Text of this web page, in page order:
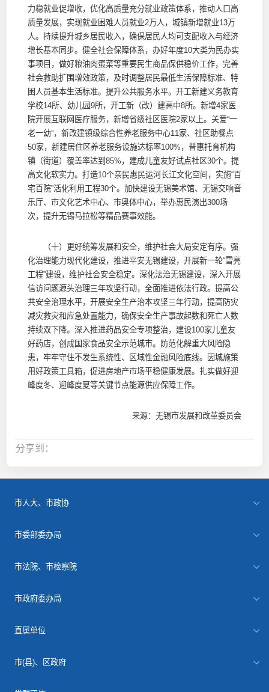
力稳就业促增收，优化高质量充分就业政策体系，推动人口高
质量发展，实现就业困难人员就业2万人，城镇新增就业13万
人。持续提升城乡居民收入，确保居民人均可支配收入与经济
增长基本同步。健全社会保障体系，办好年度10大类为民办实
事项目，做好粮油肉蛋菜等重要民生商品保供稳价工作，完善
社会救助扩围增效政策，及时调整居民最低生活保障标准、特
困人员基本生活标准。提升公共服务水平。开工新建义务教育
学校14所、幼儿园9所，开工新（改）建高中8所。新增4家医
院开展互联网医疗服务，新增省级社区医院2家以上。关爱“一
老一幼”，新改建镇级综合性养老服务中心11家、社区助餐点
50家，新建居住区养老服务设施达标率100%，普惠托育机构
镇（街道）覆盖率达到85%，建成儿童友好试点社区30个。提
高文化软实力。打造10个亲民惠民运河长江文化空间，实施“百
宅百院”活化利用工程30个。加快建设无锡美术馆、无锡交响音
乐厅、市文化艺术中心、市奥体中心，举办惠民演出300场
次，提升无锡马拉松等精品赛事效能。
（十）更好统筹发展和安全，维护社会大局安定有序。强
化治理能力现代化建设，推进平安无锡建设，开展新一轮“雪亮
工程”建设，维护社会安全稳定。深化法治无锡建设，深入开展
信访问题源头治理三年攻坚行动，全面推进依法行政。提高公
共安全治理水平，开展安全生产治本攻坚三年行动，提高防灾
减灾救灾和应急处置能力，确保安全生产事故起数和死亡人数
持续双下降。深入推进药品安全专项整治，建设100家儿童友
好药店，创成国家食品安全示范城市。防范化解重大风险隐
患，牢牢守住不发生系统性、区域性金融风险底线。因城施策
用好政策工具箱，促进房地产市场平稳健康发展。扎实做好迎
峰度冬、迎峰度夏等关键节点能源供应保障工作。
来源：无锡市发展和改革委员会
分享到：
市人大、市政协
市委部委办局
市法院、市检察院
市政府委办局
直属单位
市(县)、区政府